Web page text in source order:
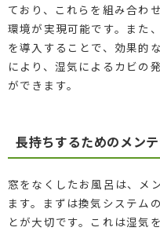
ており、これらを組み合わ
環境が実現可能です。また
を導入することで、効果的
により、湿気によるカビの
ができます。
長持ちするためのメン
窓をなくしたお風呂は、メ
ます。まずは換気システム
とが大切です。これは湿気